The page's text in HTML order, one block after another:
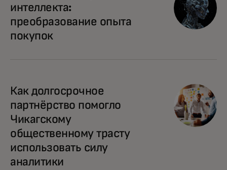
интеллекта:
преобразование опыта
покупок
Как долгосрочное
партнёрство помогло
Чикагскому
общественному трасту
использовать силу
аналитики
opens in a new tab